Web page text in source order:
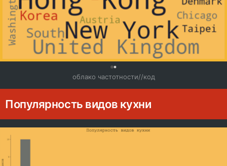
облако частотности//код
Популярность видов кухни